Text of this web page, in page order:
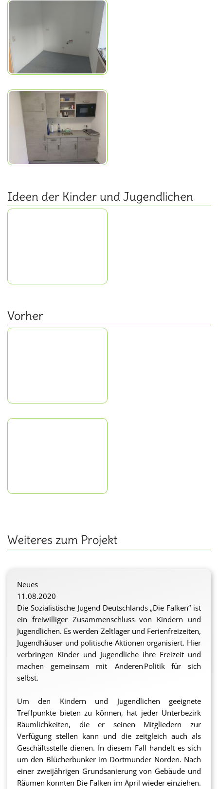
Ideen der Kinder und Jugendlichen
Vorher
Weiteres zum Projekt
Neues
11.08.2020
Die Sozialistische Jugend Deutschlands „Die Falken“ ist
ein freiwilliger Zusammenschluss von Kindern und
Jugendlichen. Es werden Zeltlager und Ferienfreizeiten,
Jugendhäuser und politische Aktionen organisiert. Hier
verbringen Kinder und Jugendliche ihre Freizeit und
machen gemeinsam mit Anderen Politik für sich
selbst.
Um den Kindern und Jugendlichen geeignete
Treffpunkte bieten zu können, hat jeder Unterbezirk
Räumlichkeiten, die er seinen Mitgliedern zur
Verfügung stellen kann und die zeitgleich auch als
Geschäftsstelle dienen. In diesem Fall handelt es sich
um den Blücherbunker im Dortmunder Norden. Nach
einer zweijährigen Grundsanierungvon Gebäude und
Räumen konnten Die Falken im April wieder einziehen.